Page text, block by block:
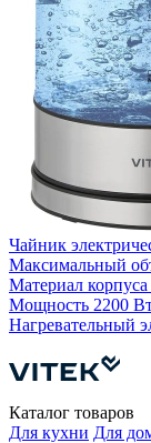
Чайник
Максимальный
Материал корпуса
Мощность 2200
Нагревательный
Каталог товаров
Для кухни Для